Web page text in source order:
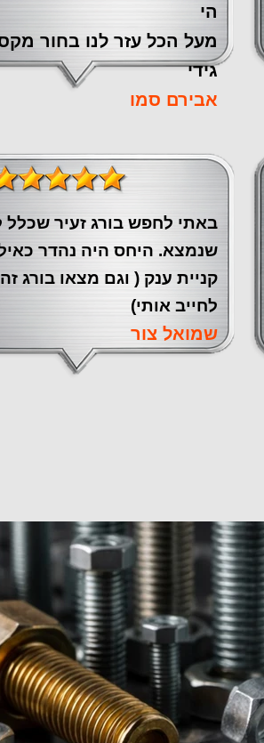
הי
מעל הכל עזר לנו ‏בחור
גידי
אבירם סמו
באתי לחפש בורג זעיר שכלל
שנמצא. היחס היה נהדר
קניית ענק ( וגם מצאו בורג
לחייב אותי)
שמואל צור